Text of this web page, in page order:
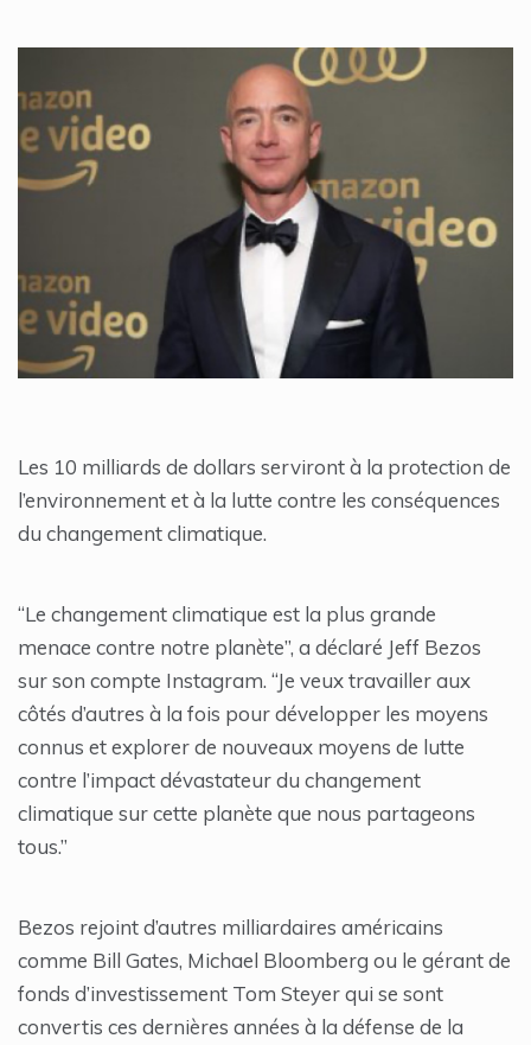
Les 10 milliards de dollars serviront à la protection de
l’environnement et à la lutte contre les conséquences
du changement climatique.
“Le changement climatique est la plus grande
menace contre notre planète”, a déclaré Jeff Bezos
sur son compte Instagram. “Je veux travailler aux
côtés d’autres à la fois pour développer les moyens
connus et explorer de nouveaux moyens de lutte
contre l’impact dévastateur du changement
climatique sur cette planète que nous partageons
tous.”
Bezos rejoint d’autres milliardaires américains
comme Bill Gates, Michael Bloomberg ou le gérant de
fonds d’investissement Tom Steyer qui se sont
convertis ces dernières années à la défense de la